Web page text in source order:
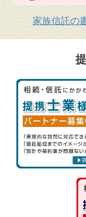
家族信託の